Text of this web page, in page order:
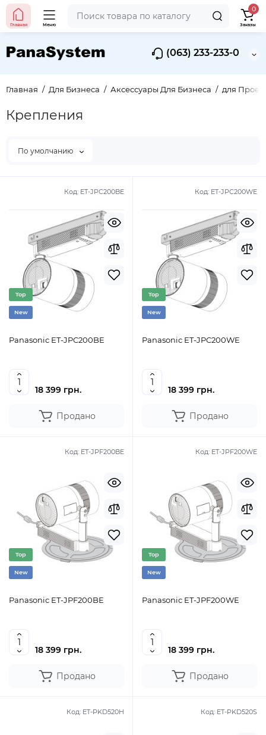
(063) 233-233-0
Главная Меню
0
Заказы
Главная Для Бизнеса Аксессуары Для Бизнеса для
Крепления
По умолчанию
Код: ET-JPC200BE
Top
New
Panasonic ET-JPC200BE
18 399 грн.
Продано
Код: ET-JPC200WE
Top
New
Panasonic ET-JPC200WE
18 399 грн.
Продано
Код: ET-JPF200BE
Top
New
Panasonic ET-JPF200BE
18 399 грн.
Продано
Код: ET-JPF200WE
Top
New
Panasonic ET-JPF200WE
18 399 грн.
Продано
Код: ET-PKD520H Код: ET-PKD520S